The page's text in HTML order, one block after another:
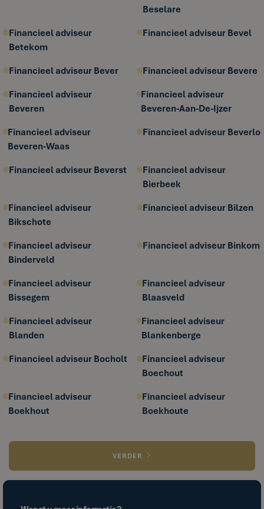
Beselare
Financieel adviseur
Betekom
Financieel adviseur Bevel
Financieel adviseur Bever
Financieel adviseur Bevere
Financieel adviseur
Beveren
Financieel adviseur
Beveren-Aan-De-Ijzer
Financieel adviseur
Beveren-Waas
Financieel adviseur Beverlo
Financieel adviseur Beverst
Financieel adviseur
Bierbeek
Financieel adviseur
Bikschote
Financieel adviseur Bilzen
Financieel adviseur
Binderveld
Financieel adviseur Binkom
Financieel adviseur
Bissegem
Financieel adviseur
Blaasveld
Financieel adviseur
Blanden
Financieel adviseur
Blankenberge
Financieel adviseur Bocholt
Financieel adviseur
Boechout
Financieel adviseur
Boekhout
Financieel adviseur
Boekhoute
VERDER